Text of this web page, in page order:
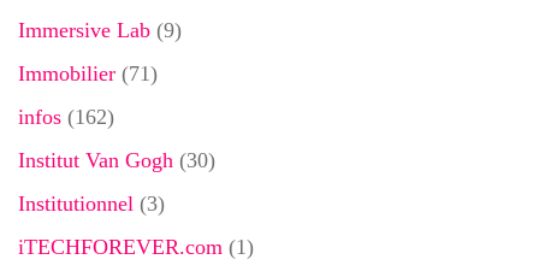
Immersive Lab (9)
Immobilier (71)
infos (162)
Institut Van Gogh (30)
Institutionnel (3)
iTECHFOREVER.com (1)